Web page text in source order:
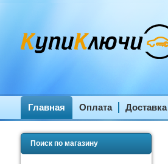
Главная Оплата Доставка
Поиск по магазину